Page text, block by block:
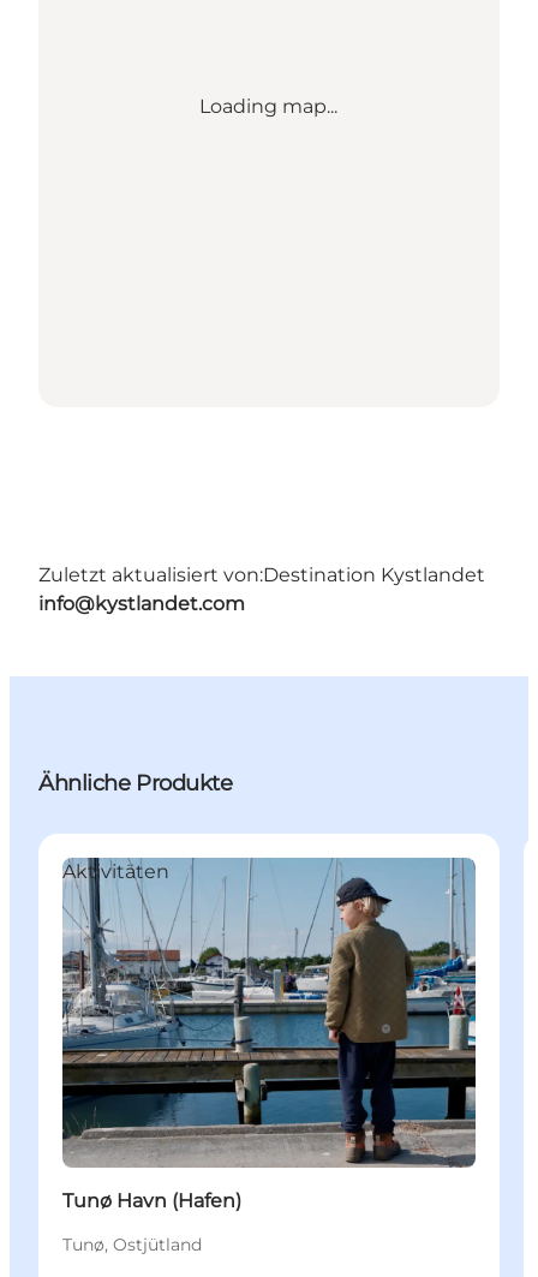
Loading map...
Zuletzt aktualisiert von:Destination Kystlandet
info@kystlandet.com
Ähnliche Produkte
Aktivitäten
Tunø Havn (Hafen)
Tunø, Ostjütland